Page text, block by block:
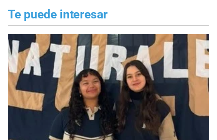
Te puede interesar